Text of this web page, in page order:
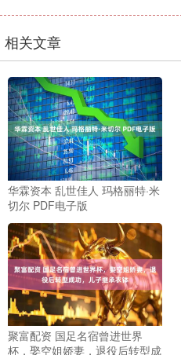
相关文章
华霖资本 乱世佳人 玛格丽特·米
切尔 PDF电子版
聚富配资 国足名宿曾进世界
杯，娶空姐娇妻，退役后转型成